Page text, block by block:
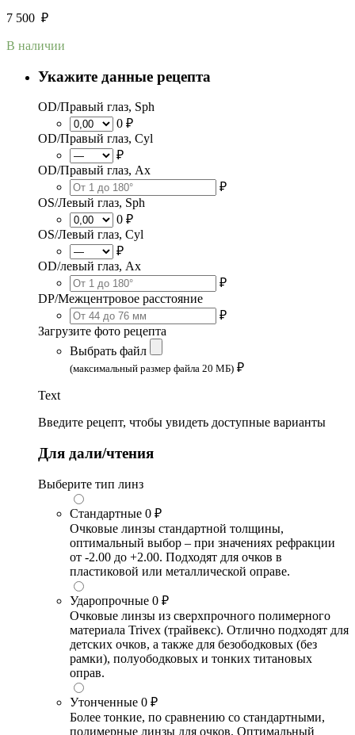
7 500 ₽
В наличии
Укажите данные рецепта
OD/Правый глаз, Sph
0 ₽
OD/Правый глаз, Cyl
₽
OD/Правый глаз, Ax
₽
OS/Левый глаз, Sph
0 ₽
OS/Левый глаз, Cyl
₽
OD/левый глаз, Ax
₽
DP/Межцентровое расстояние
₽
Загрузите фото рецепта
Выбрать файл
(максимальный размер файла 20 МБ) ₽
Text
Введите рецепт, чтобы увидеть доступные варианты
Для дали/чтения
Выберите тип линз
Стандартные 0 ₽
Очковые линзы стандартной толщины,
оптимальный выбор – при значениях рефракции
от -2.00 до +2.00. Подходят для очков в
пластиковой или металлической оправе.
Ударопрочные 0 ₽
Очковые линзы из сверхпрочного полимерного
материала Trivex (трайвекс). Отлично подходят для
детских очков, а также для безободковых (без
рамки), полуободковых и тонких титановых
оправ.
Утонченные 0 ₽
Более тонкие, по сравнению со стандартными,
полимерные линзы для очков. Оптимальный